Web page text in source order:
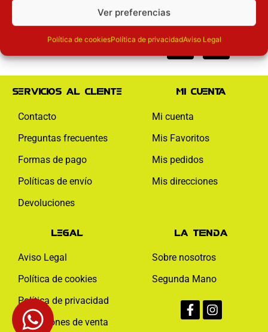
Ver preferencias
Política de cookiesPolítica de privacidadAviso Legal
Pago
seguro
Cc-
visa
Cc-
Cc-
paypal
Servicios al cliente
Contacto
Preguntas frecuentes
Formas de pago
Políticas de envío
Devoluciones
Mi cuenta
Mi cuenta
Mis Favoritos
Mis pedidos
Mis direcciones
Legal
Aviso Legal
Política de cookies
Política de privacidad
Condiciones de venta
La tienda
Sobre nosotros
Segunda Mano
f